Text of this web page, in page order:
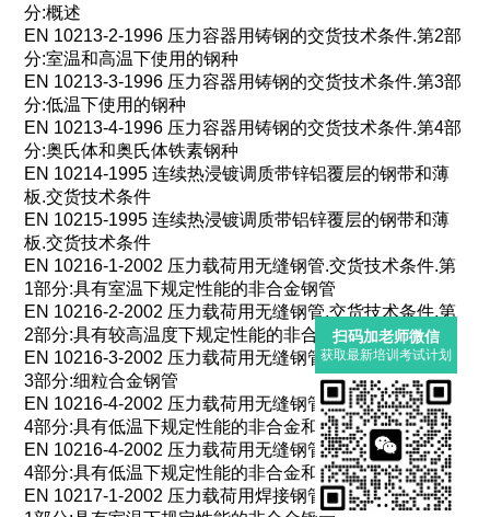
分:概述
EN 10213-2-1996 压力容器用铸钢的交货技术条件.第2部
分:室温和高温下使用的钢种
EN 10213-3-1996 压力容器用铸钢的交货技术条件.第3部
分:低温下使用的钢种
EN 10213-4-1996 压力容器用铸钢的交货技术条件.第4部
分:奥氏体和奥氏体铁素钢种
EN 10214-1995连续热浸镀调质带锌铝覆层的钢带和薄
板.交货技术条件
EN 10215-1995连续热浸镀调质带铝锌覆层的钢带和薄
板.交货技术条件
EN 10216-1-2002 压力载荷用无缝钢管.交货技术条件.第
1部分:具有室温下规定性能的非合金钢管
EN 10216-2-2002 压力载荷用无缝钢管.交货技术条件.第
2部分:具有较高温度下规定性能的非合金和合金钢管
EN 10216-3-2002 压力载荷用无缝钢管.交货技术条件.第
3部分:细粒合金钢管
EN 10216-4-2002 压力载荷用无缝钢管.交货技术条件.第
4部分:具有低温下规定性能的非合金和合金钢管
EN 10216-4-2002 压力载荷用无缝钢管.交货技术条件.第
4部分:具有低温下规定性能的非合金和合金钢管
EN 10217-1-2002 压力载荷用焊接钢管.交货技术条件.第
扫码加老师微信
获取最新培训考试计划